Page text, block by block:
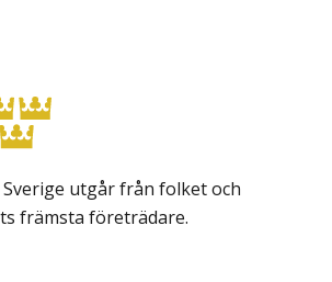
utgår från folket och
främsta företrädare.